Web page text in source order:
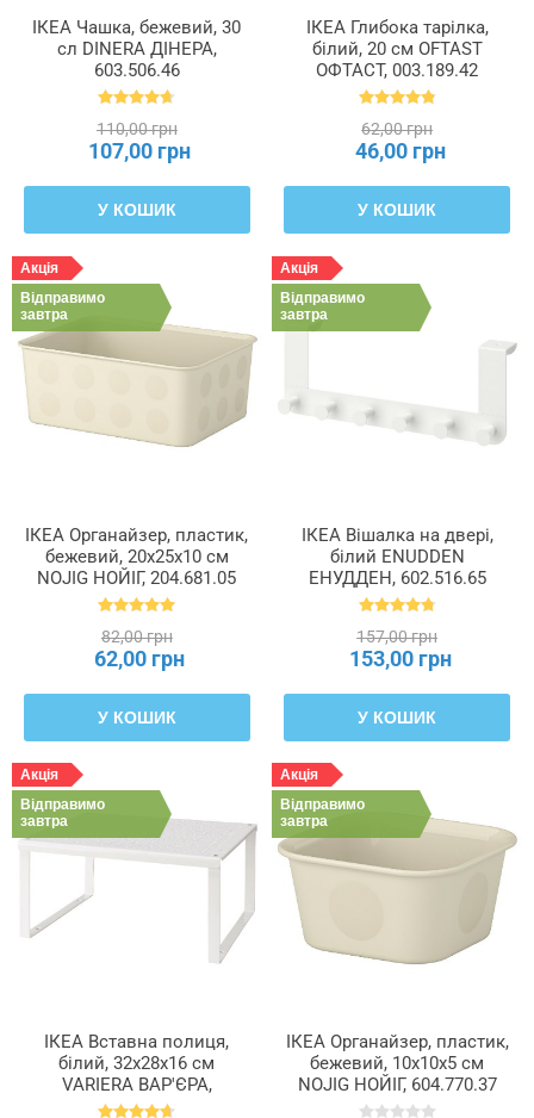
ІКЕА Чашка, бежевий, 30
сл DINERA ДІНЕРА,
603.506.46
110,00 грн
107,00 грн
У КОШИК
ІКЕА Глибока тарілка,
білий, 20 см OFTAST
ОФТАСТ, 003.189.42
62,00 грн
46,00 грн
У КОШИК
Акція
Відправимо
завтра
ІКЕА Органайзер, пластик,
бежевий, 20x25x10 см
NOJIG НОЙІГ, 204.681.05
82,00 грн
62,00 грн
У КОШИК
Акція
Відправимо
завтра
ІКЕА Вішалка на двері,
білий ENUDDEN
ЕНУДДЕН, 602.516.65
157,00 грн
153,00 грн
У КОШИК
Акція
Відправимо
завтра
ІКЕА Вставна полиця,
білий, 32x28x16 см
VARIERA ВАР'ЄРА,
601.366.23
Акція
Відправимо
завтра
ІКЕА Органайзер, пластик,
бежевий, 10x10x5 см
NOJIG НОЙІГ, 604.770.37